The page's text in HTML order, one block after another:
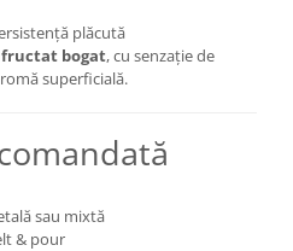
plăcută
fructat bogat, cu senzație de
superficială.
sau mixtă
& pour